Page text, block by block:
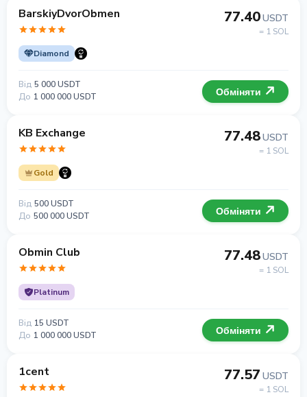
BarskiyDvorObmen
Diamond
77.40USDT
= 1 SOL
Від 5 000 USDT
До 1 000 000 USDT Обміняти
KB Exchange
Gold
77.48USDT
= 1 SOL
Від 500 USDT
До 500 000 USDT Обміняти
Obmin Club
Platinum
77.48USDT
= 1 SOL
Від 15 USDT
До 1 000 000 USDT Обміняти
1cent 77.57 USDT
= 1 SOL